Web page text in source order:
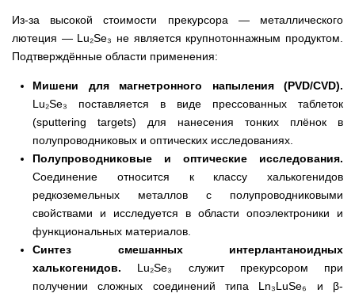
Из-за высокой стоимости прекурсора — металлического
лютеция — Lu₂Se₃ не является крупнотоннажным продуктом.
Подтверждённые области применения:
Мишени для магнетронного напыления (PVD/CVD).
Lu₂Se₃ поставляется в виде прессованных таблеток
(sputtering targets) для нанесения тонких плёнок в
полупроводниковых и оптических исследованиях.
Полупроводниковые и оптические исследования.
Соединение относится к классу халькогенидов
редкоземельных металлов с полупроводниковыми
свойствами и исследуется в области опоэлектроники и
функциональных материалов.
Синтез смешанных интерлантаноидных
халькогенидов. Lu₂Se₃ служит прекурсором при
получении сложных соединений типа Ln₃LuSe₆ и β-